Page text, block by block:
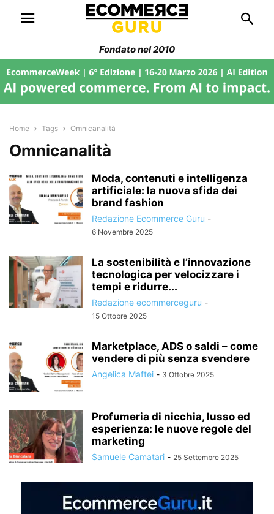
Fondato nel 2010
Home Tags Omnicanalità
Omnicanalità
Moda, contenuti e intelligenza
artificiale: la nuova sfida dei
brand fashion
Redazione Ecommerce Guru -
6 Novembre 2025
La sostenibilità e l’innovazione
tecnologica per velocizzare i
tempi e ridurre...
Redazione ecommerceguru -
15 Ottobre 2025
Marketplace, ADS o saldi – come
vendere di più senza svendere
Angelica Maftei - 3 Ottobre 2025
Profumeria di nicchia, lusso ed
esperienza: le nuove regole del
marketing
Samuele Camatari - 25 Settembre 2025